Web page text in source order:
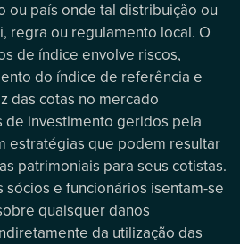
ou país onde tal distribuição ou
regra ou regulamento local. O
de índice envolve riscos,
do índice de referência e
das cotas no mercado
de investimento geridos pela
estratégias que podem resultar
patrimoniais para seus cotistas.
sócios e funcionários isentam-se
quaisquer danos
da utilização das